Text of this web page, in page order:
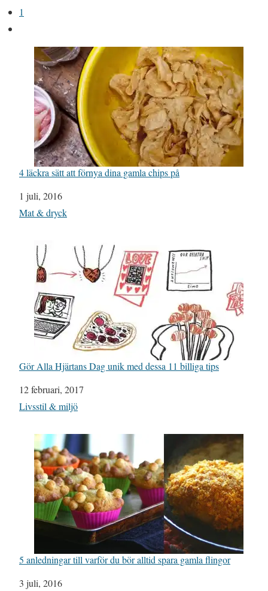
1
4 läckra sätt att förnya dina gamla chips på
Datum
1 juli, 2016
I relation till
Mat & dryck
Gör Alla Hjärtans Dag unik med dessa 11 billiga tips
Datum
12 februari, 2017
I relation till
Livsstil & miljö
5 anledningar till varför du bör alltid spara gamla flingor
Datum
3 juli, 2016